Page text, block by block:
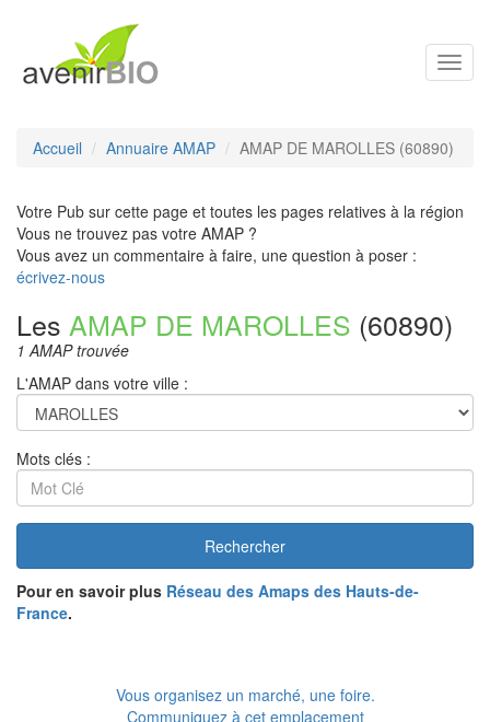
Accueil Annuaire AMAP AMAP DE MAROLLES (60890)
Votre Pub sur cette page et toutes les pages relatives à la région
Vous ne trouvez pas votre AMAP ?
Vous avez un commentaire à faire, une question à poser :
écrivez-nous
Les AMAP DE MAROLLES (60890)
1 AMAP trouvée
L'AMAP dans votre ville :
Mots clés :
Rechercher
Pour en savoir plus Réseau des Amaps des Hauts-de-
France.
Vous organisez un marché, une foire.
Communiquez à cet emplacement